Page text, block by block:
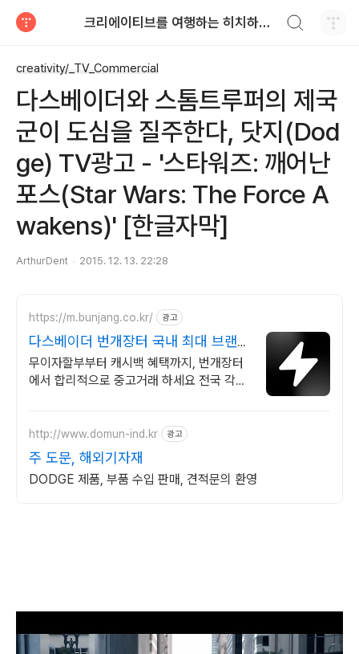
크리에이티브를 여행하는 히치하이커를 위한 안내서
creativity/_TV_Commercial
다스베이더와 스톰트루퍼의 제국
군이 도심을 질주한다, 닷지(Dod
ge) TV광고 - '스타워즈: 깨어난
포스(Star Wars: The Force A
wakens)' [한글자막]
ArthurDent 2015. 12. 13. 22:28
https://m.bunjang.co.kr/ 광고
다스베이더 번개장터 국내 최대 브랜드
중고거래
무이자할부부터 캐시백 혜택까지, 번개장터
에서 합리적으로 중고거래 하세요 전국 각지
http://www.domun-ind.kr 광고
주 도문, 해외기자재
DODGE 제품, 부품 수입 판매, 견적문의 환영